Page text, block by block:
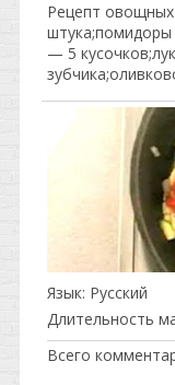
Рецепт
— 5
Язык: Русский
Длительность
Всего